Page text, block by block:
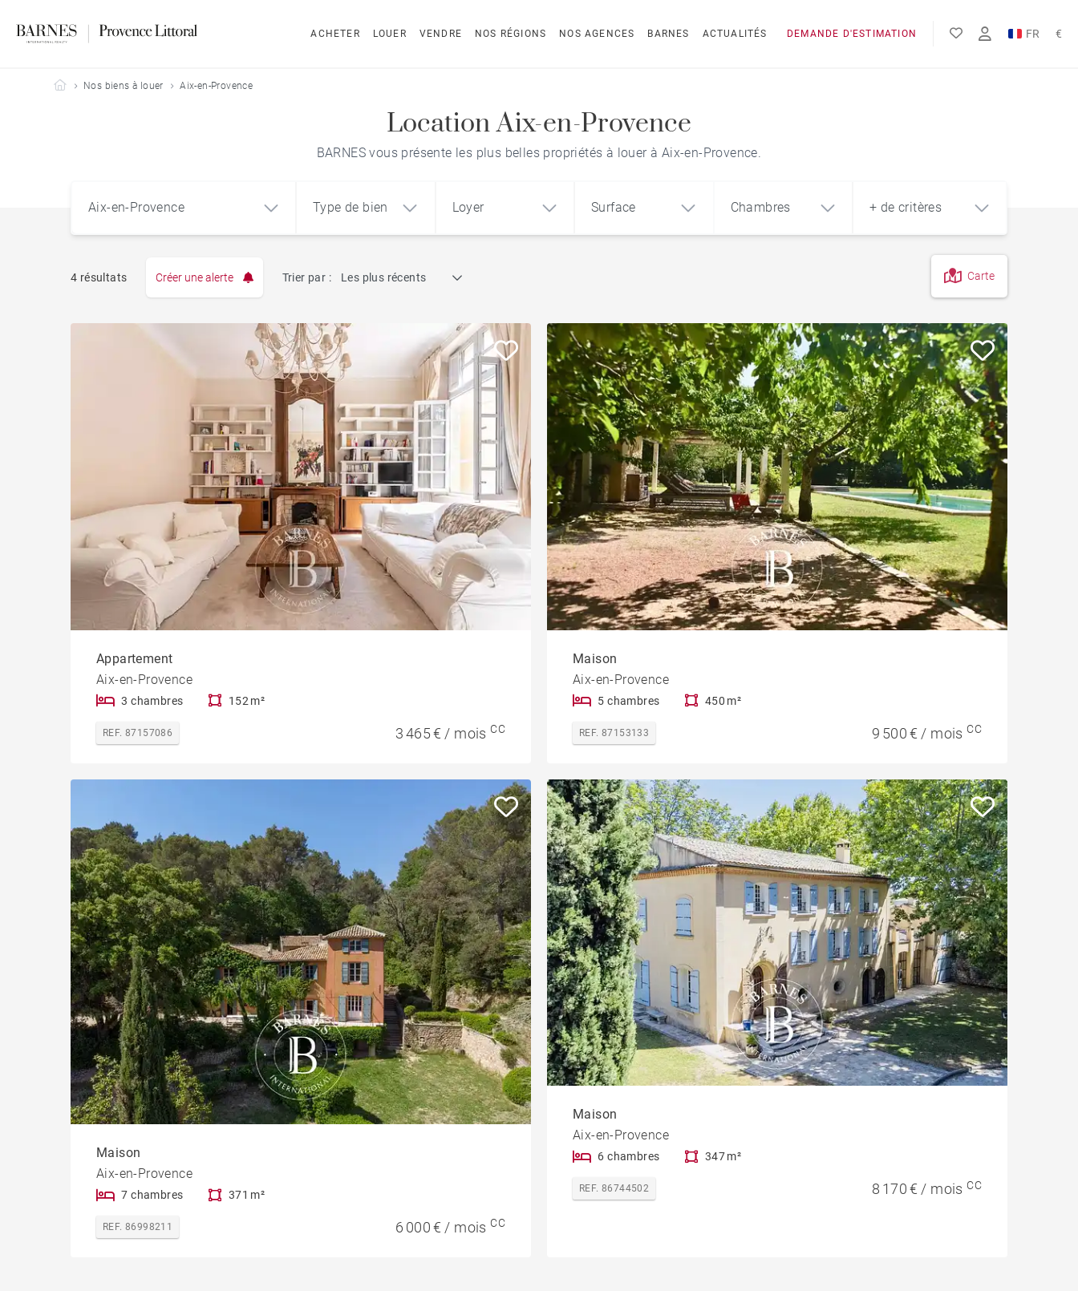
ACHETER LOUER VENDRE NOS RÉGIONS NOS AGENCES BARNES ACTUALITÉS DEMANDE D'ESTIMATION
FR
€
Barnes Provence Littoral
Nos biens à louer Aix-en-Provence
Location Aix-en-Provence
BARNES vous présente les plus belles propriétés à louer à Aix-en-Provence.
Aix-en-Provence
Aix-en-Provence
Type de bien
Appartement Maison
Loyer Surface Chambres + de critères
Pieds dans l'eau Vue mer
Domaines privés Piscine
Propriétés à la campagne Bastides & Mas
4 résultats Créer une alerte Trier par : Les plus récents Carte
Appartement
Aix-en-Provence
3 chambres 152 m²
REF. 87157086 3 465 € / mois CC
Maison
Aix-en-Provence
5 chambres 450 m²
REF. 87153133 9 500 € / mois CC
Maison
Aix-en-Provence
7 chambres 371 m²
REF. 86998211 6 000 € / mois CC
Maison
Aix-en-Provence
6 chambres 347 m²
REF. 86744502 8 170 € / mois CC